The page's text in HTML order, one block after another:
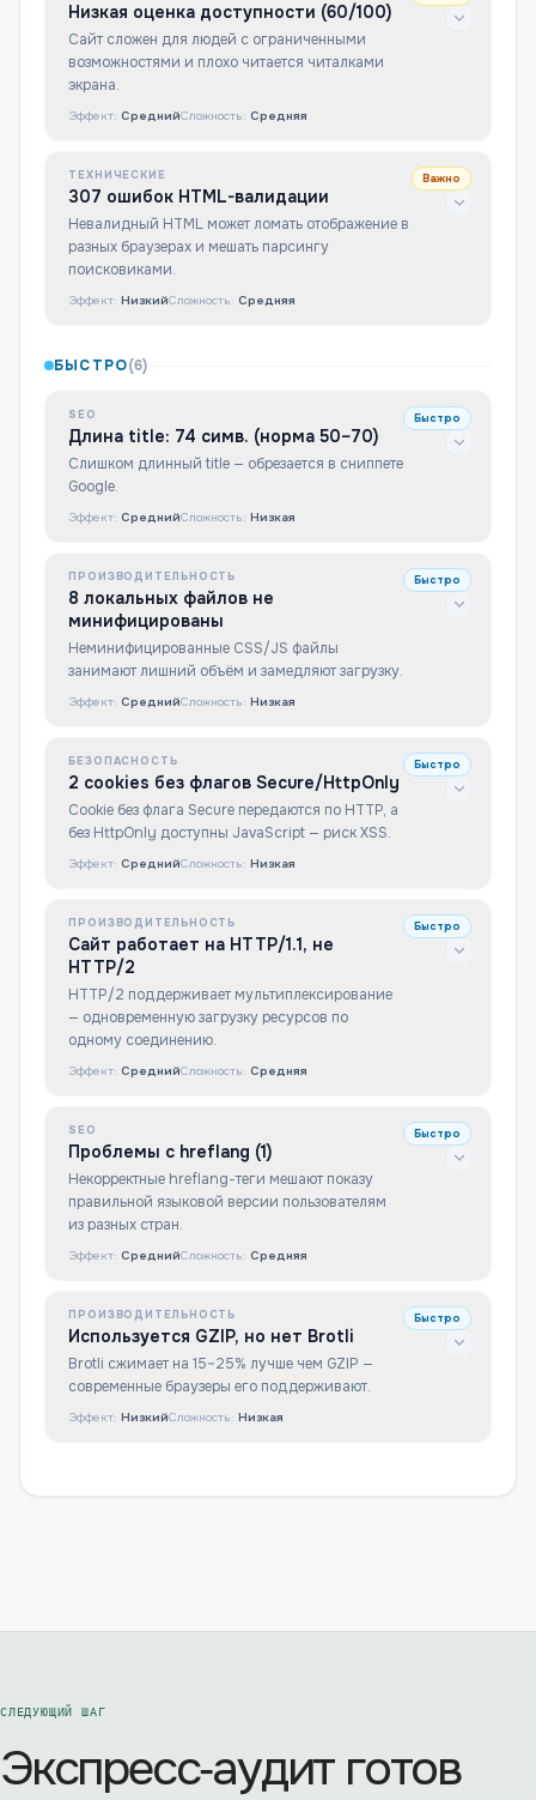
Низкая оценка доступности (60/100)
Сайт сложен для людей с ограниченными
возможностями и плохо читается читалками
экрана.
Эффект: СреднийСложность: Средняя
ТЕХНИЧЕСКИЕ
307 ошибок HTML-валидации
Невалидный HTML может ломать отображение в
разных браузерах и мешать парсингу
поисковиками.
Важно
Эффект: НизкийСложность: Средняя
БЫСТРО(6)
SEO
Длина title: 74 симв. (норма 50–70)
Слишком длинный title — обрезается в сниппете
Google.
Быстро
Эффект: СреднийСложность: Низкая
ПРОИЗВОДИТЕЛЬНОСТЬ
8 локальных файлов не
минифицированы
Неминифицированные CSS/JS файлы
занимают лишний объём и замедляют загрузку.
Быстро
Эффект: СреднийСложность: Низкая
БЕЗОПАСНОСТЬ
2 cookies без флагов Secure/HttpOnly
Cookie без флага Secure передаются по HTTP, а
без HttpOnly доступны JavaScript — риск XSS.
Быстро
Эффект: СреднийСложность: Низкая
ПРОИЗВОДИТЕЛЬНОСТЬ
Сайт работает на HTTP/1.1, не
HTTP/2
HTTP/2 поддерживает мультиплексирование
— одновременную загрузку ресурсов по
одному соединению.
Быстро
Эффект: СреднийСложность: Средняя
SEO
Проблемы с hreflang (1)
Некорректные hreflang-теги мешают показу
правильной языковой версии пользователям
из разных стран.
Быстро
Эффект: СреднийСложность: Средняя
ПРОИЗВОДИТЕЛЬНОСТЬ
Используется GZIP, но нет Brotli
Brotli сжимает на 15–25% лучше чем GZIP —
современные браузеры его поддерживают.
Быстро
Эффект: НизкийСложность: Низкая
СЛЕДУЮЩИЙ ШАГ
Экспресс‑аудит готов